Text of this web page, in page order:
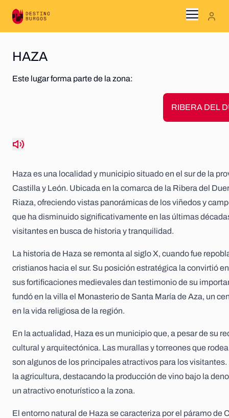
Menu
QUÉ HACER
AGENDA
BLOG
HAZA
Este lugar forma parte de la zona:
RIBERA DEL
Haza es una localidad y municipio situado en el sur de la
Castilla y León. Ubicada en la comarca de la Ribera del
Riaza, ofreciendo vistas panorámicas de los viñedos y
que ha disminuido significativamente en las últimas
visitantes en busca de historia y tranquilidad.
La historia de Haza se remonta al siglo X, cuando fue
cristianos hacia el sur. Su posición estratégica la convirtió
sus fortificaciones medievales dan testimonio de su
fundó en la villa el Monasterio de Santa María de Aza, un
en la vida religiosa de la región.
En la actualidad, Haza es un municipio que, a pesar de su
cultural y arquitectónica. Las murallas y torreones que
son algunos de los principales atractivos para los
la agricultura, destacando la producción de vino bajo la
un atractivo enoturístico a la zona.
El entorno natural de Haza se caracteriza por el páramo de